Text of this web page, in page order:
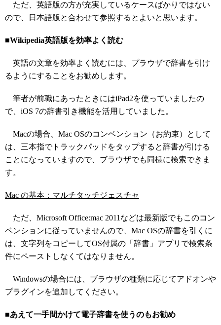
ただ、英語版の方が充実しているケースばかりではない
ので、日本語版と合わせて参照するとよいと思います。
■Wikipedia英語版を効率よく読む
英語の文章を効率よく読むには、プラウザで辞書を引け
るようにすることをお勧めします。
筆者が前職にあったときにはiPad2を使っていましたの
で、iOS 7の辞書引き機能を活用していました。
Macの場合、Mac OSのコンベンション（お約束）として
は、三本指でトラックパッドをタップすると辞書が引ける
ことになっていますので、ブラウザでも同様に検索できま
す。
Mac の基本：マルチタッチジェスチャ
ただ、Microsoft Office:mac 2011などは最新版でもこのコン
ベンションに従っていませんので、Mac OSの辞書を引くに
は、文字列をコピーしてOS付属の「辞書」アプリで検索条
件にペーストしなくてはなりません。
Windowsの場合には、ブラウザの種類に応じてアドオンや
プラグインを追加してください。
■あえて一手間かけて電子辞書を使うのもお勧め